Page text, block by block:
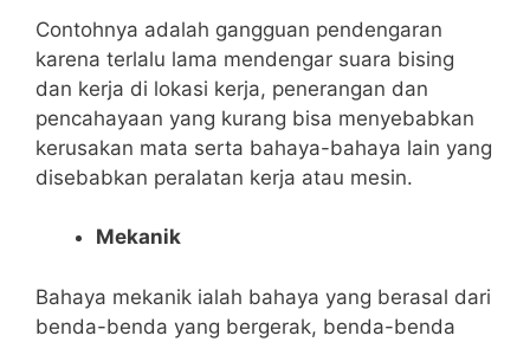
Contohnya adalah gangguan pendengaran
karena terlalu lama mendengar suara bising
dan kerja di lokasi kerja, penerangan dan
pencahayaan yang kurang bisa menyebabkan
kerusakan mata serta bahaya-bahaya lain yang
disebabkan peralatan kerja atau mesin.
Mekanik
Bahaya mekanik ialah bahaya yang berasal dari
benda-benda yang bergerak, benda-benda